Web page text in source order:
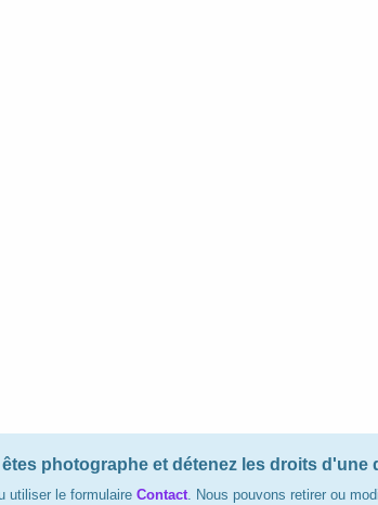
photographe et détenez les droits
utiliser le formulaire Contact. Nous pouvons retirer ou